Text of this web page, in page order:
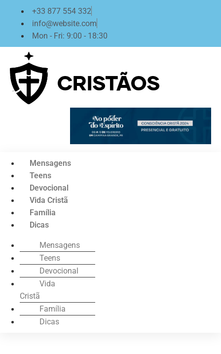
conteúdo
+33 877 554 332
info@website.com
Mon - Fri: 9:00 - 18:30
Mensagens
Teens
Devocional
Vida Cristã
Família
Dicas
Mensagens
Teens
Devocional
Vida
Cristã
Família
Dicas